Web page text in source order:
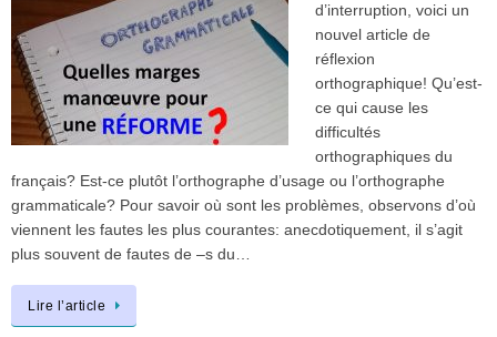
d’interruption, voici un
nouvel article de
réflexion
orthographique! Qu’est-
ce qui cause les
difficultés
orthographiques du
français? Est-ce plutôt l’orthographe d’usage ou l’orthographe
grammaticale? Pour savoir où sont les problèmes, observons d’où
viennent les fautes les plus courantes: anecdotiquement, il s’agit
plus souvent de fautes de –s du…
Lire l’article